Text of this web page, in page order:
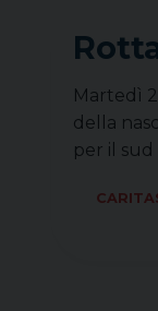
Martedì
della
per il sud